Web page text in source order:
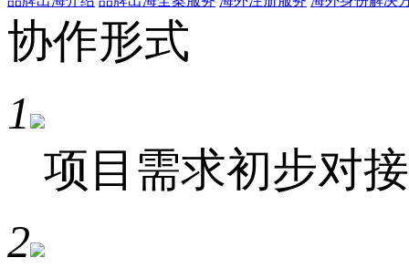
协作形式
1
项目需求初步对
2